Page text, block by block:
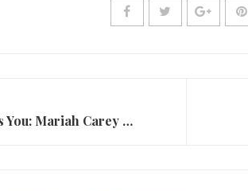
All i Want for Christmas is You: Mariah Carey risveglia il Natale